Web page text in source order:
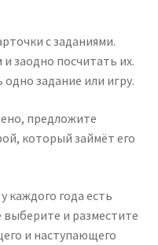
с заданиями.
заодно посчитать их.
задание или игру.
предложите
который займёт его
каждого года есть
и разместите
и наступающего